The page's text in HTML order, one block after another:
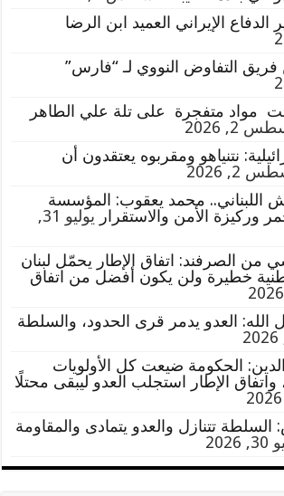
الدفاع الإيراني العميد ابن الرضا
التفاوض النووي لـ “فارس”
مواد متفجرة على تلة علي الطاهر
2, 2026
نتنياهو ومقربوه يعتقدون أن
2, 2026
اللبناني.. محمد يعقوب: المؤسسة
وركيزة الأمن والاستقرار
يوليو 31,
من الصرفند: اتفاق الإطار يحمّل لبنان
خطيرة ولن يكون أفضل من اتفاق
العدو يدمر قرى الحدود، والسلطة
الحكومة ضيعت كل الأولويات
واتفاق الإطار استجلب العدو ليبقى محتلًا
تتنازل والعدو يتمادى والمقاومة